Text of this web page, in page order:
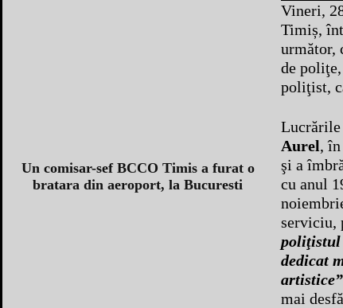
Un comisar-sef BCCO Timis a furat o
bratara din aeroport, la Bucuresti
Vineri,
Timiș,
următor,
de
poliţist,
Lucrările
Aurel,
şi a
cu anul
serviciu,
poliţistul
dedicat
artistice”
mai